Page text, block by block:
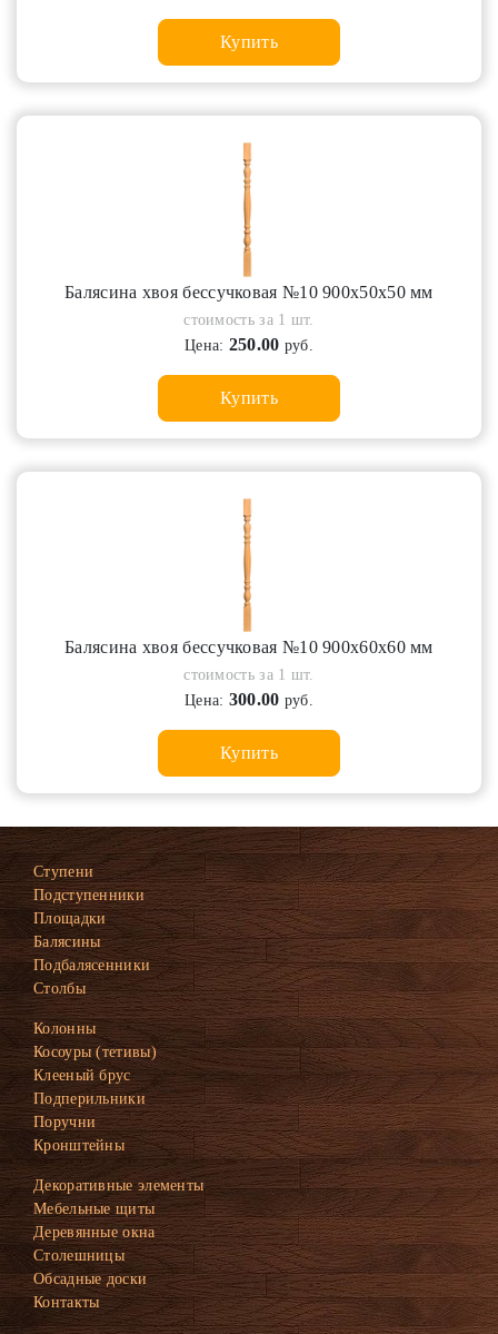
Купить
Балясина хвоя бессучковая №10 900х50х50 мм
стоимость за 1 шт.
Цена: 250.00 руб.
Купить
Балясина хвоя бессучковая №10 900х60х60 мм
стоимость за 1 шт.
Цена: 300.00 руб.
Купить
Ступени
Подступенники
Площадки
Балясины
Подбалясенники
Столбы
Колонны
Косоуры (тетивы)
Клееный брус
Подперильники
Поручни
Кронштейны
Декоративные элементы
Мебельные щиты
Деревянные окна
Столешницы
Обсадные доски
Контакты